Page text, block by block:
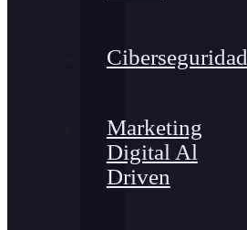
Ciberseguridad
Marketing
Digital Al
Driven